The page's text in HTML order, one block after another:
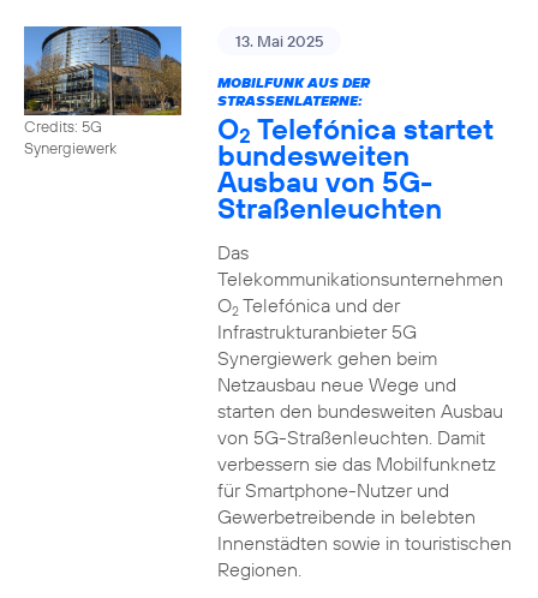
Credits: 5G
Synergiewerk
13. Mai 2025
MOBILFUNK AUS DER
STRASSENLATERNE:
O2 Telefónica startet
bundesweiten
Ausbau von 5G-
Straßenleuchten
Das
Telekommunikationsunternehmen
O2Telefónica und der
Infrastrukturanbieter 5G
Synergiewerk gehen beim
Netzausbau neue Wege und
starten den bundesweiten Ausbau
von 5G-Straßenleuchten. Damit
verbessern sie das Mobilfunknetz
für Smartphone-Nutzer und
Gewerbetreibende in belebten
Innenstädten sowie in touristischen
Regionen.